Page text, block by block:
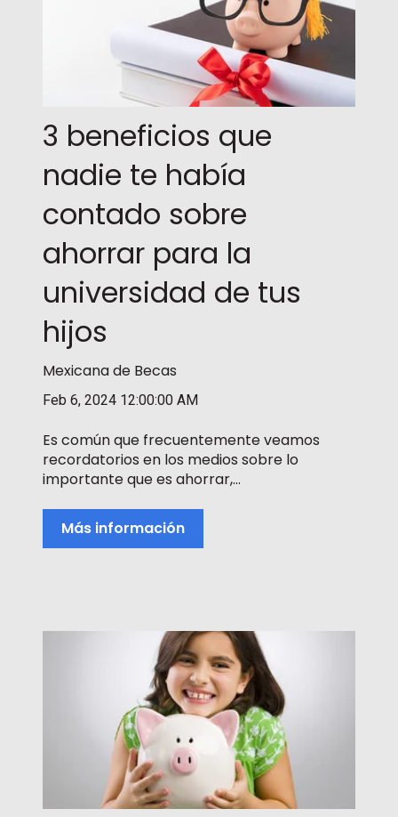
3 beneficios que
nadie te había
contado sobre
ahorrar para la
universidad de tus
hijos
Mexicana de Becas
Feb 6, 2024 12:00:00 AM
Es común que frecuentemente veamos
recordatorios en los medios sobre lo
importante que es ahorrar,...
Más información